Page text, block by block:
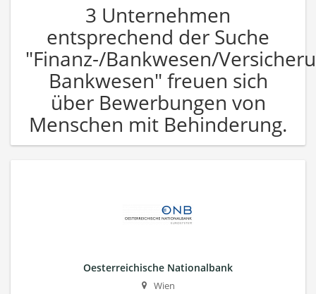
3 Unternehmen
entsprechend der Suche
"Finanz-/Bankwesen/
Bankwesen" freuen sich
über Bewerbungen von
Menschen mit Behinderung.
Oesterreichische Nationalbank
Wien